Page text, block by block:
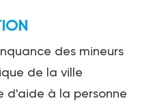
des mineurs
de la ville
d'aide à la personne